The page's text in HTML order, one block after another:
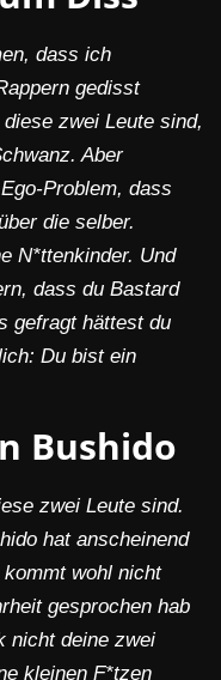
dass ich
gedisst
zwei Leute sind,
Aber
Problem, dass
die selber.
N*ttenkinder. Und
dass du Bastard
gefragt hättest du
Du bist ein
Bushido
zwei Leute sind.
hat anscheinend
wohl nicht
gesprochen hab
nicht deine zwei
kleinen F*tzen